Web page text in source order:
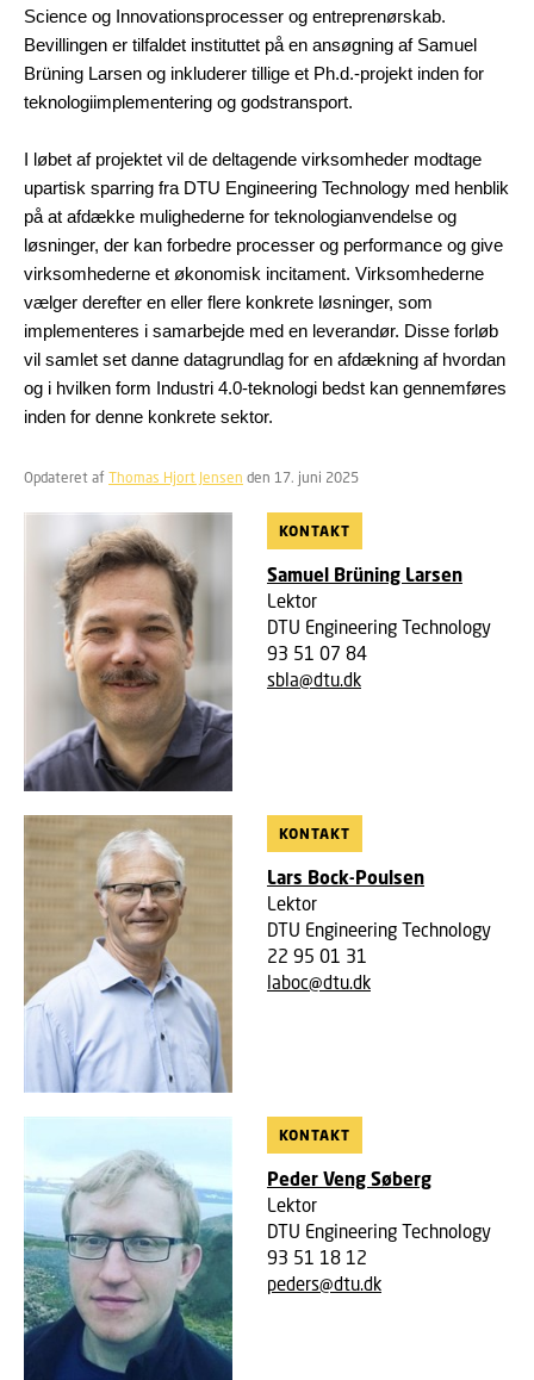
Science og Innovationsprocesser og entreprenørskab.
Bevillingen er tilfaldet instituttet på en ansøgning af Samuel
Brüning Larsen og inkluderer tillige et Ph.d.-projekt inden for
teknologiimplementering og godstransport.
I løbet af projektet vil de deltagende virksomheder modtage
upartisk sparring fra DTU Engineering Technology med henblik
på at afdække mulighederne for teknologianvendelse og
løsninger, der kan forbedre processer og performance og give
virksomhederne et økonomisk incitament. Virksomhederne
vælger derefter en eller flere konkrete løsninger, som
implementeres i samarbejde med en leverandør. Disse forløb
vil samlet set danne datagrundlag for en afdækning af hvordan
og i hvilken form Industri 4.0-teknologi bedst kan gennemføres
inden for denne konkrete sektor.
Opdateret af Thomas Hjort Jensen den 17. juni 2025
KONTAKT
Samuel Brüning Larsen
Lektor
DTU Engineering Technology
93 51 07 84
sbla@dtu.dk
KONTAKT
Lars Bock-Poulsen
Lektor
DTU Engineering Technology
22 95 01 31
laboc@dtu.dk
KONTAKT
Peder Veng Søberg
Lektor
DTU Engineering Technology
93 51 18 12
peders@dtu.dk